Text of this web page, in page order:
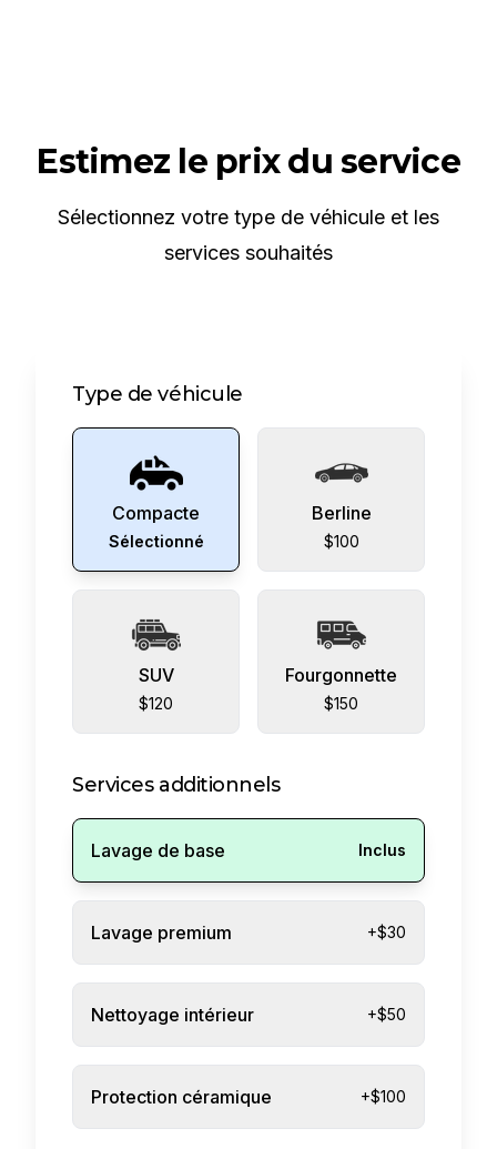
Estimez le prix du service
Sélectionnez votre type de véhicule et les
services souhaités
Type de véhicule
Compacte
Sélectionné
Berline
$100
SUV
$120
Fourgonnette
$150
Services additionnels
Lavage de base Inclus
Lavage premium +$30
Nettoyage intérieur +$50
Protection céramique +$100